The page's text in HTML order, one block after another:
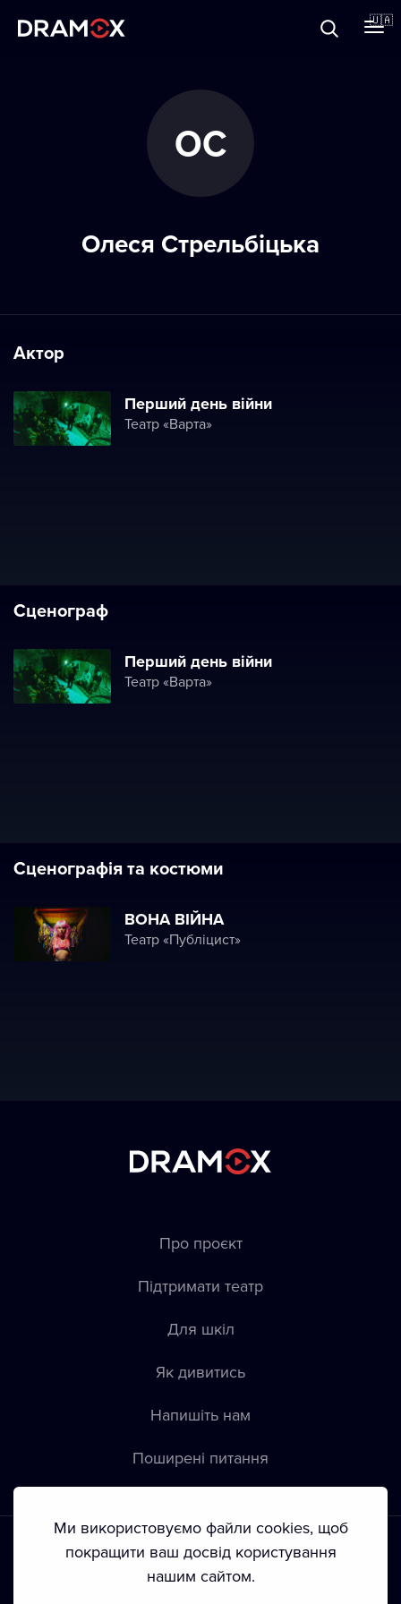
🇺🇦
Зареєструватися
ОС
Олеся Стрельбіцька
Актор
Перший день війни
Театр «Варта»
Сценограф
Перший день війни
Театр «Варта»
Сценографія та костюми
ВОНА ВІЙНА
Театр «Публіцист»
Про проєкт
Підтримати театр
Для шкіл
Як дивитись
Напишіть нам
Пoширені питання
Ми використовуємо файли cookies, щоб
покращити ваш досвід користування
нашим сайтом.